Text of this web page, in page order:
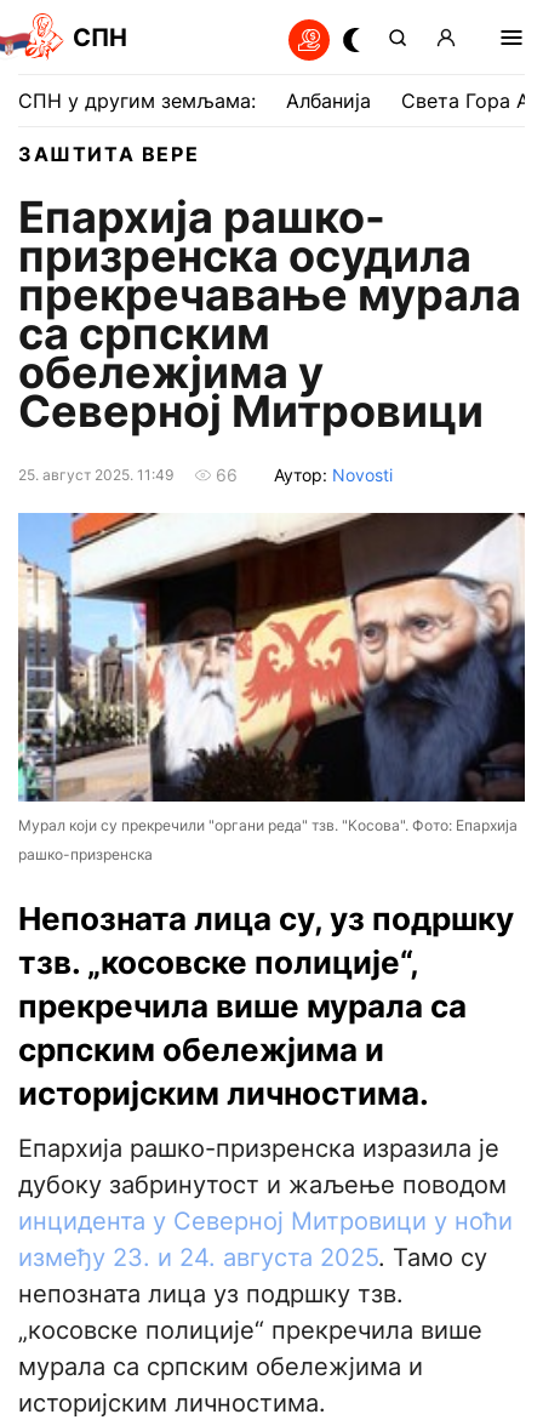
СПН
СПН у другим земљама: Албанија Света Гора
ЗАШТИТА ВЕРЕ
Епархија рашко-
призренска осудила
прекречавање мурала
са српским
обележјима у
Северној Митровици
25. август 2025. 11:49 66 Аутор: Novosti
Мурал који су прекречили "органи реда" тзв. "Косова". Фото: Епархија
рашко-призренска
Непозната лица су, уз подршку
тзв. „косовске полиције“,
прекречила више мурала са
српским обележјима и
историјским личностима.
Епархија рашко-призренска изразила је
дубоку забринутост и жаљење поводом
инцидента у Северној Митровици у ноћи
између 23. и 24. августа 2025. Тамо су
непозната лица уз подршку тзв.
„косовске полиције“ прекречила више
мурала са српским обележјима и
историјским личностима.